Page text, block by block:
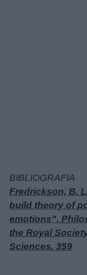
BIBLIOGRAFIA
Fredrickson, B.
build theory of
emotions”.
the Royal
Sciences. 359